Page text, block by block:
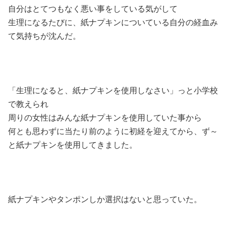
自分はとてつもなく悪い事をしている気がして
生理になるたびに、紙ナプキンについている自分の経血み
て気持ちが沈んだ。
「生理になると、紙ナプキンを使用しなさい」っと小学校
で教えられ
周りの女性はみんな紙ナプキンを使用していた事から
何とも思わずに当たり前のように初経を迎えてから、ず～
と紙ナプキンを使用してきました。
紙ナプキンやタンポンしか選択はないと思っていた。